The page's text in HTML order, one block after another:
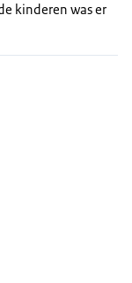
kinderen was er